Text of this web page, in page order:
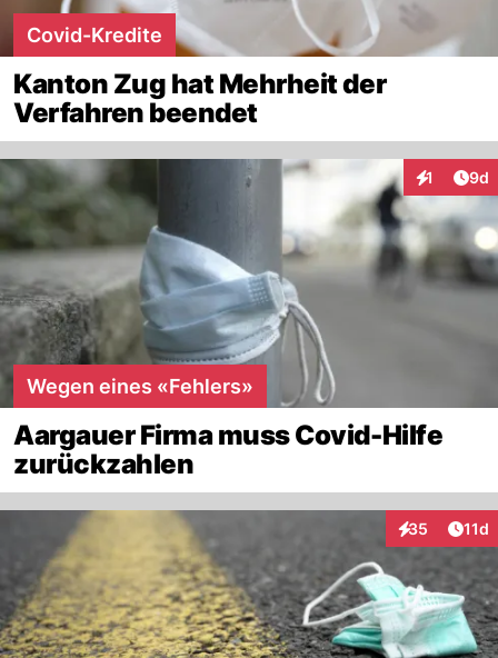
Covid-Kredite
Kanton Zug hat Mehrheit der
Verfahren beendet
1 9d
Wegen eines «Fehlers»
Aargauer Firma muss Covid-Hilfe
zurückzahlen
35
Interaktionen
11d